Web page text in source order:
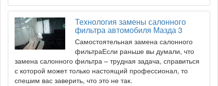
Технология замены салонного
фильтра автомобиля Мазда 3
Самостоятельная замена салонного
фильтраЕсли раньше вы думали, что
замена салонного фильтра – трудная задача, справиться
с которой может только настоящий профессионал, то
спешим вас заверить, что это не так.